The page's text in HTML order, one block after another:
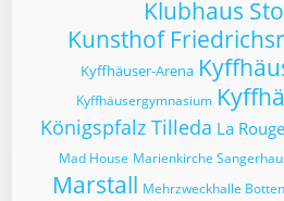
Klubhaus
Kunsthof
Kyffhäuser-Arena
Kyffhäusergymnasium
Königspfalz Tilleda La Rouge
Mad House Marienkirche
Marstall Mehrzweckhalle